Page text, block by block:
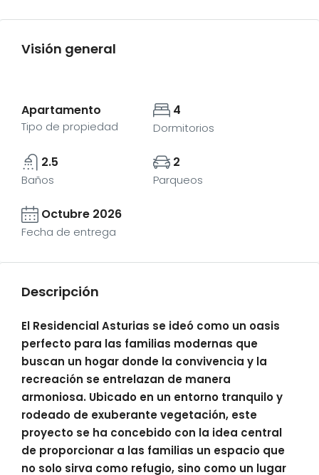
Visión general
Apartamento
Tipo de propiedad
4
Dormitorios
2.5
Baños
2
Parqueos
Octubre 2026
Fecha de entrega
Descripción
El Residencial Asturias se ideó como un oasis
perfecto para las familias modernas que
buscan un hogar donde la convivencia y la
recreación se entrelazan de manera
armoniosa. Ubicado en un entorno tranquilo y
rodeado de exuberante vegetación, este
proyecto se ha concebido con la idea central
de proporcionar a las familias un espacio que
no solo sirva como refugio, sino como un lugar